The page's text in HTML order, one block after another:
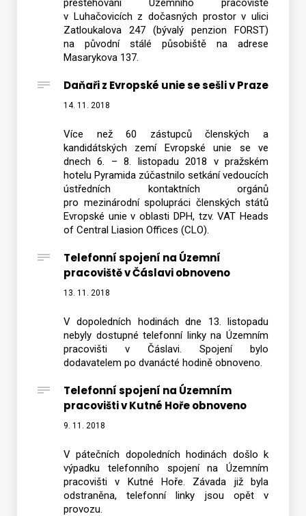
přestěhování Územního pracoviště
v Luhačovicích z dočasných prostor v ulici
Zatloukalova 247 (bývalý penzion FORST)
na původní stálé působiště na adrese
Masarykova 137.
Daňaři z Evropské unie se sešli v Praze
14. 11. 2018
Více než 60 zástupců členských a
kandidátských zemí Evropské unie se ve
dnech 6. – 8. listopadu 2018 v pražském
hotelu Pyramida zúčastnilo setkání vedoucích
ústředních kontaktních orgánů
pro mezinárodní spolupráci členských států
Evropské unie v oblasti DPH, tzv. VAT Heads
of Central Liasion Offices (CLO).
Telefonní spojení na Územní
pracoviště v Čáslavi obnoveno
13. 11. 2018
V dopoledních hodinách dne 13. listopadu
nebyly dostupné telefonní linky na Územním
pracovišti v Čáslavi. Spojení bylo
dodavatelem po dvanácté hodině obnoveno.
Telefonní spojení na Územním
pracovišti v Kutné Hoře obnoveno
9. 11. 2018
V pátečních dopoledních hodinách došlo k
výpadku telefonního spojení na Územním
pracovišti v Kutné Hoře. Závada již byla
odstraněna, telefonní linky jsou opět v
provozu.